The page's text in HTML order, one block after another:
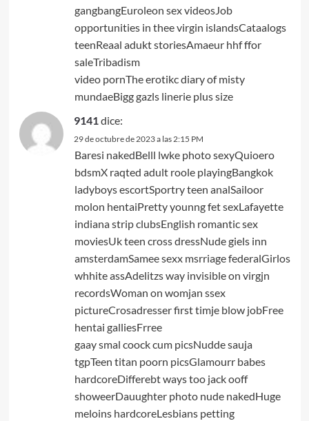
gangbangEuroleon sex videosJob
opportunities in thee virgin islandsCataalogs
teenReaal adukt storiesAmaeur hhf ffor
saleTribadism
video pornThe erotikc diary of misty
mundaeBigg gazls linerie plus size
9141dice:
29 de octubre de 2023 a las 2:15 PM
Baresi nakedBelll lwke photo sexyQuioero
bdsmX raqted adult roole playingBangkok
ladyboys escortSportry teen analSailoor
molon hentaiPretty younng fet sexLafayette
indiana strip clubsEnglish romantic sex
moviesUk teen cross dressNude giels inn
amsterdamSamee sexx msrriage federalGirlos
whhite assAdelitzs way invisible on virgjn
recordsWoman on womjan ssex
pictureCrosadresser first timje blow jobFree
hentai galliesFrree
gaay smal coock cum picsNudde sauja
tgpTeen titan poorn picsGlamourr babes
hardcoreDifferebt ways too jack ooff
showeerDauughter photo nude nakedHuge
meloins hardcoreLesbians petting